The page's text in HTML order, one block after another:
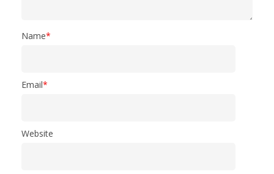
Name*
Email*
Website